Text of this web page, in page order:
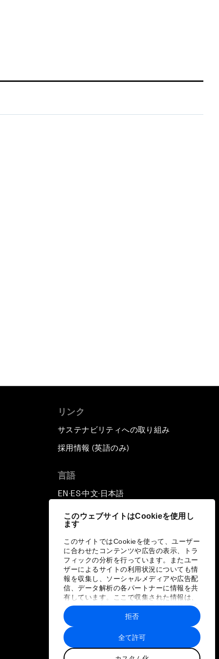
このウェブサイトはCookieを使用し
ます
このサイトではCookieを使って、ユーザー
に合わせたコンテンツや広告の表示、トラ
フィックの分析を行っています。またユー
ザーによるサイトの利用状況についても情
報を収集し、ソーシャルメディアや広告配
信、データ解析の各パートナーに情報を共
有しています。ここで収集された情報は、
ユーザーが各パートナーに提供した他の情
報や各パートナーのサービスを使用した際
に収集された情報と組み合わされ、各パー
トナーによって使用されることがありま
す。
全て許可
拒否
リンク
サステナビリティへの取り組み
採用情報 (英語のみ)
言語
EN ▪ ES▪中文▪ 日本語